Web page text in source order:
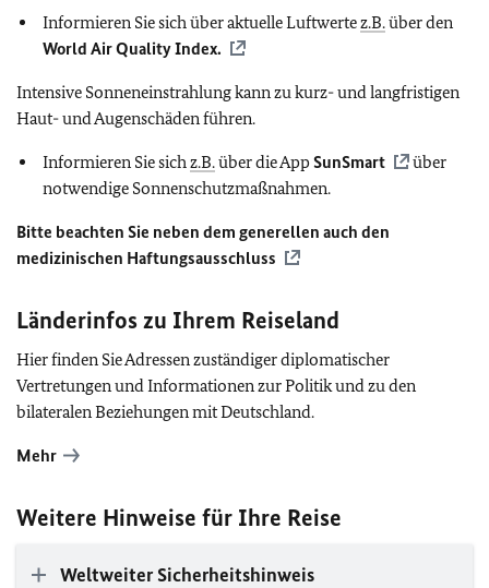
Informieren Sie sich über aktuelle Luftwertez.B.über den
World Air Quality Index.
Intensive Sonneneinstrahlung kann zu kurz- und langfristigen
Haut- und Augenschäden führen.
Informieren Sie sichz.B.über die AppSunSmart
über
notwendige Sonnenschutzmaßnahmen.
Bitte beachten Sie neben dem generellen auch den
medizinischen Haftungsausschluss
Länderinfos zu Ihrem Reiseland
Hier finden Sie Adressen zuständiger diplomatischer
Vertretungen und Informationen zur Politik und zu den
bilateralen Beziehungen mit Deutschland.
Mehr
Weitere Hinweise für Ihre Reise
Weltweiter Sicherheitshinweis